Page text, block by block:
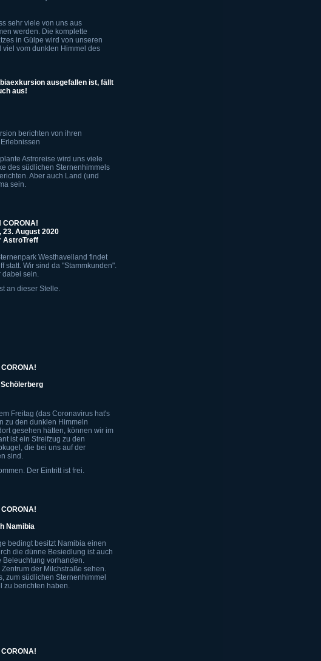
sehr viele von uns aus
werden. Die komplette
in Gülpe wird von unseren
viel vom dunklen Himmel des
ausgefallen ist, fällt
aus!
berichten von ihren
Astroreise wird uns viele
des südlichen Sternenhimmels
Aber auch Land (und
sein.
CORONA!
23. August 2020
AstroTreff
Westhavelland findet
statt. Wir sind da "Stammkunden".
sein.
an dieser Stelle.
Freitag (das Coronavirus hat's
zu den dunklen Himmeln
gesehen hätten, können wir im
ist ein Streifzug zu den
die bei uns auf der
sind.
Der Eintritt ist frei.
Namibia
bedingt besitzt Namibia einen
die dünne Besiedlung ist auch
vorhanden.
der Milchstraße sehen.
zum südlichen Sternenhimmel
zu berichten haben.